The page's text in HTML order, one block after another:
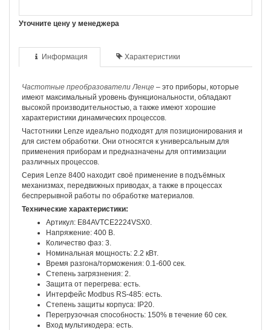
Уточните цену у менеджера
Информация Характеристики
Частотные преобразователи Ленце – это приборы, которые
имеют максимальный уровень функциональности, обладают
высокой производительностью, а также имеют хорошие
характеристики динамических процессов.
Частотники Lenze идеально подходят для позиционирования и
для систем обработки. Они относятся к универсальным для
применения приборам и предназначены для оптимизации
различных процессов.
Серия Lenze 8400 находит своё применение в подъёмных
механизмах, передвижных приводах, а также в процессах
беспрерывной работы по обработке материалов.
Технические характеристики:
Артикул: E84AVTCE2224VSX0.
Напряжение: 400 В.
Количество фаз: 3.
Номинальная мощность: 2.2 кВт.
Время разгона/торможения: 0.1-600 сек.
Степень загрязнения: 2.
Защита от перегрева: есть.
Интерфейс Modbus RS-485: есть.
Степень защиты корпуса: IP20.
Перегрузочная способность: 150% в течение 60 сек.
Вход мультикодера: есть.